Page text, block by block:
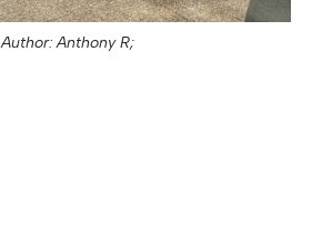
Author: Anthony R;